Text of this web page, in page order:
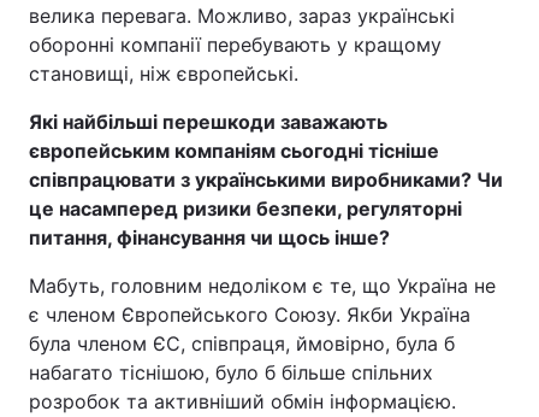
велика перевага. Можливо, зараз українські
оборонні компанії перебувають у кращому
становищі, ніж європейські.
Які найбільші перешкоди заважають
європейським компаніям сьогодні тісніше
співпрацювати з українськими виробниками? Чи
це насамперед ризики безпеки, регуляторні
питання, фінансування чи щось інше?
Мабуть, головним недоліком є те, що Україна не
є членом Європейського Союзу. Якби Україна
була членом ЄС, співпраця, ймовірно, була б
набагато тіснішою, було б більше спільних
розробок та активніший обмін інформацією.